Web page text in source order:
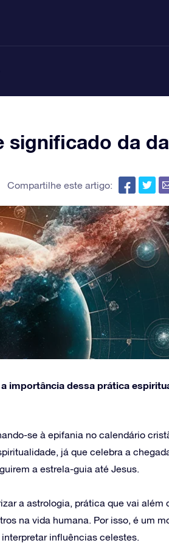
significado da
Compartilhe este artigo:
importância dessa prática
se à epifania no calendário
já que celebra a
a estrela-guia até Jesus.
a astrologia, prática que vai além
na vida humana. Por isso, é um
influências celestes.